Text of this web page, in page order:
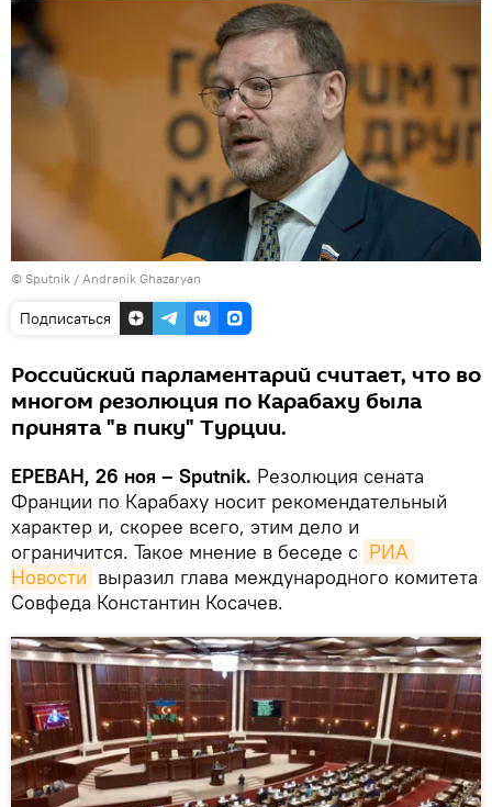
© Sputnik / Andranik Ghazaryan
Подписаться
Российский парламентарий считает, что во
многом резолюция по Карабаху была
принята "в пику" Турции.
ЕРЕВАН, 26 ноя – Sputnik. Резолюция сената
Франции по Карабаху носит рекомендательный
характер и, скорее всего, этим дело и
ограничится. Такое мнение в беседе с РИА
Новости выразил глава международного комитета
Совфеда Константин Косачев.